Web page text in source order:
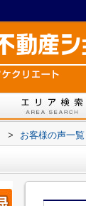
> お客様の声一覧